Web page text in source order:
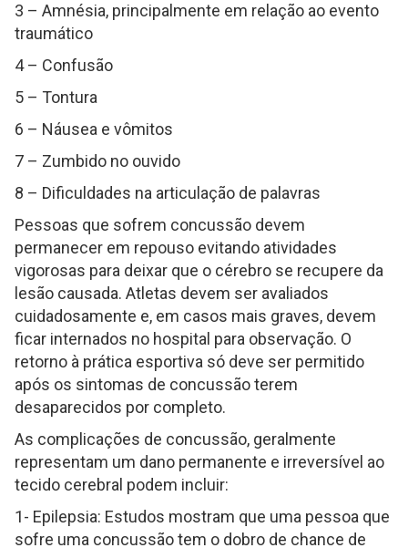
3 – Amnésia, principalmente em relação ao evento
traumático
4 – Confusão
5 – Tontura
6 – Náusea e vômitos
7 – Zumbido no ouvido
8 – Dificuldades na articulação de palavras
Pessoas que sofrem concussão devem
permanecer em repouso evitando atividades
vigorosas para deixar que o cérebro se recupere da
lesão causada. Atletas devem ser avaliados
cuidadosamente e, em casos mais graves, devem
ficar internados no hospital para observação. O
retorno à prática esportiva só deve ser permitido
após os sintomas de concussão terem
desaparecidos por completo.
As complicações de concussão, geralmente
representam um dano permanente e irreversível ao
tecido cerebral podem incluir:
1- Epilepsia: Estudos mostram que uma pessoa que
sofre uma concussão tem o dobro de chance de